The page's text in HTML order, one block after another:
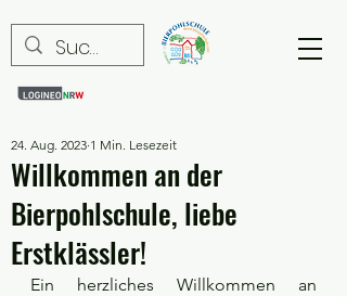
Willkommen an der
Bierpohlschule, liebe
Erstklässler!
24. Aug. 2023 1 Min. Lesezeit
Ein herzliches Willkommen an